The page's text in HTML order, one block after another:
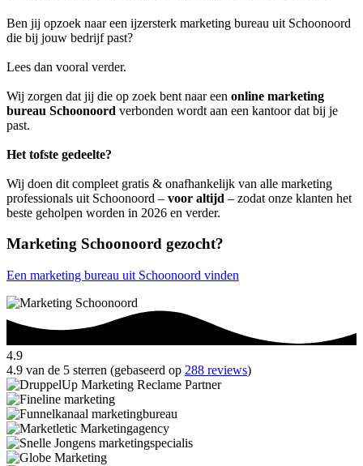
Ben jij opzoek naar een ijzersterk marketing bureau uit Schoonoord
die bij jouw bedrijf past?
Lees dan vooral verder.
Wij zorgen dat jij die op zoek bent naar een online marketing
bureau Schoonoord verbonden wordt aan een kantoor dat bij je
past.
Het tofste gedeelte?
Wij doen dit compleet gratis & onafhankelijk van alle marketing
professionals uit Schoonoord – voor altijd – zodat onze klanten het
beste geholpen worden in 2026 en verder.
Marketing Schoonoord gezocht?
Een marketing bureau uit Schoonoord vinden
4.9
4.9 van de 5 sterren (gebaseerd op 288 reviews)